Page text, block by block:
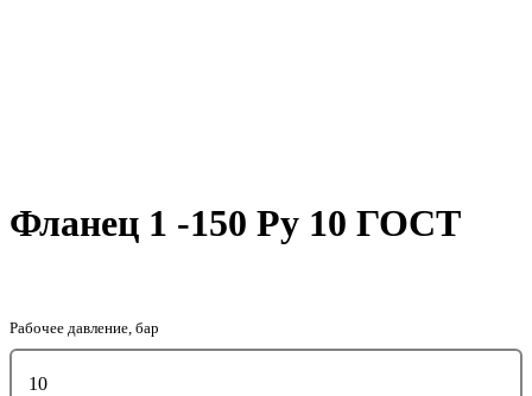
Фланец 1 -150 Ру 10 ГОСТ
Рабочее давление, бар
10